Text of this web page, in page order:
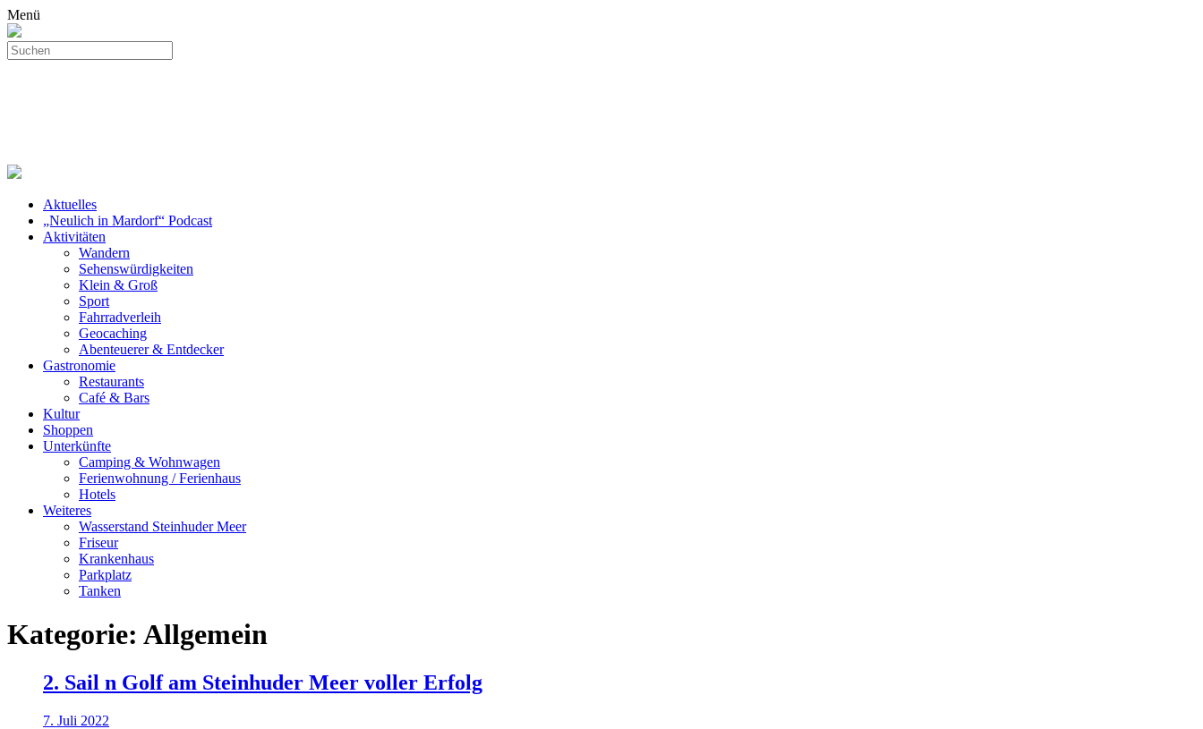
Menü
Aktuelles
„Neulich in Mardorf“ Podcast
Aktivitäten
Wandern
Sehenswürdigkeiten
Klein & Groß
Sport
Fahrradverleih
Geocaching
Abenteuerer & Entdecker
Gastronomie
Restaurants
Café & Bars
Kultur
Shoppen
Unterkünfte
Camping & Wohnwagen
Ferienwohnung / Ferienhaus
Hotels
Weiteres
Wasserstand Steinhuder Meer
Friseur
Krankenhaus
Parkplatz
Tanken
Kategorie: Allgemein
2. Sail n Golf am Steinhuder Meer voller Erfolg
7. Juli 2022